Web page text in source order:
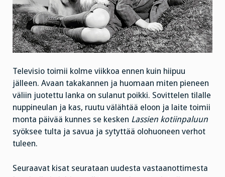
Televisio toimii kolme viikkoa ennen kuin hiipuu
jälleen. Avaan takakannen ja huomaan miten pieneen
väliin juotettu lanka on sulanut poikki. Sovittelen tilalle
nuppineulan ja kas, ruutu välähtää eloon ja laite toimii
monta päivää kunnes se kesken Lassien kotiinpaluun
syöksee tulta ja savua ja sytyttää olohuoneen verhot
tuleen.
Seuraavat kisat seurataan uudesta vastaanottimesta